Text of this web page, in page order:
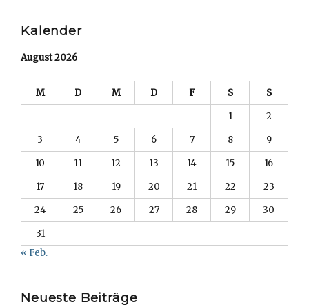
Kalender
August 2026
M D M D F S
S
1
2
3
4 5 6 7 8
9
10
11 12 13 14 15
16
17
18 19 20 21 22
23
24
25 26 27 28 29
30
31
« Feb.
Neueste Beiträge